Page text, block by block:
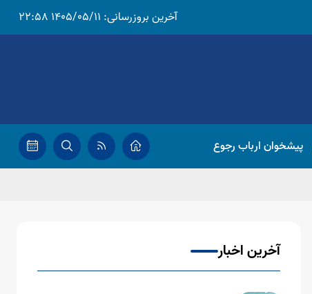
آخرین بروزرسانی: 1405/05/11 22:58
پیشخوان ارباب رجوع
آخرین اخبار